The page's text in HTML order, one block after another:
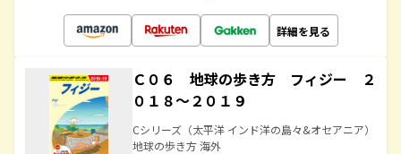
詳細を見る
Ｃ０６ 地球の歩き方 フィジー ２
０１８～２０１９
Cシリーズ（太平洋 インド洋の島々&オセアニア）
地球の歩き方 海外